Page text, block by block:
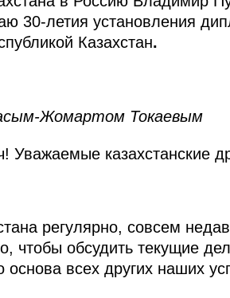
30-летия установления
Казахстан.
Жомартом Токаевым
казахстанские
регулярно, совсем
чтобы обсудить текущие
основа всех других наших